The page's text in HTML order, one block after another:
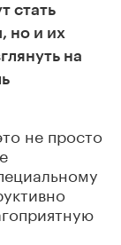
стать
но и их
на
не просто